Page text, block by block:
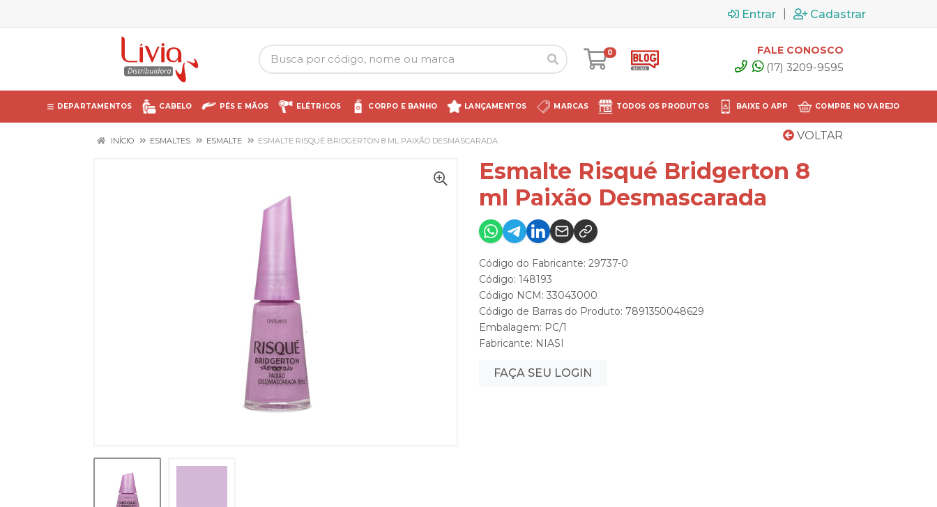
Entrar Cadastrar
0 FALE CONOSCO
(17) 3209-9595
DEPARTAMENTOS CABELO PÉS E MÃOS ELÉTRICOS CORPO E BANHO LANÇAMENTOS MARCAS TODOS OS PRODUTOS BAIXE O APP COMPRE NO VAREJO
VOLTAR
INÍCIO ESMALTES ESMALTE ESMALTE RISQUÉ BRIDGERTON 8 ML PAIXÃO DESMASCARADA
Esmalte Risqué Bridgerton 8
ml Paixão Desmascarada
Código do Fabricante: 29737-0
Código: 148193
Código NCM: 33043000
Código de Barras do Produto: 7891350048629
Embalagem: PC/1
Fabricante: NIASI
FAÇA SEU LOGIN